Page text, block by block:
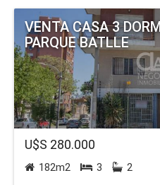
VENTA CASA 3
PARQUE BATLLE
U$S 280.000
182m2 3 2